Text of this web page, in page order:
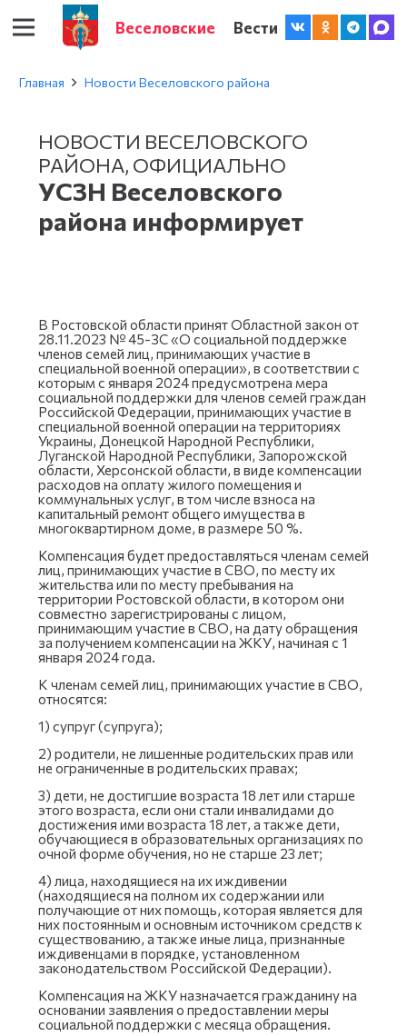
Веселовские Вести
Главная Новости Веселовского района
НОВОСТИ ВЕСЕЛОВСКОГО
РАЙОНА, ОФИЦИАЛЬНО
УСЗН Веселовского
района информирует
В Ростовской области принят Областной закон от
28.11.2023 № 45-ЗС «О социальной поддержке
членов семей лиц, принимающих участие в
специальной военной операции», в соответствии с
которым с января 2024 предусмотрена мера
социальной поддержки для членов семей граждан
Российской Федерации, принимающих участие в
специальной военной операции на территориях
Украины, Донецкой Народной Республики,
Луганской Народной Республики, Запорожской
области, Херсонской области, в виде компенсации
расходов на оплату жилого помещения и
коммунальных услуг, в том числе взноса на
капитальный ремонт общего имущества в
многоквартирном доме, в размере 50 %.
Компенсация будет предоставляться членам семей
лиц, принимающих участие в СВО, по месту их
жительства или по месту пребывания на
территории Ростовской области, в котором они
совместно зарегистрированы с лицом,
принимающим участие в СВО, на дату обращения
за получением компенсации на ЖКУ, начиная с 1
января 2024 года.
К членам семей лиц, принимающих участие в СВО,
относятся:
1) супруг (супруга);
2) родители, не лишенные родительских прав или
не ограниченные в родительских правах;
3) дети, не достигшие возраста 18 лет или старше
этого возраста, если они стали инвалидами до
достижения ими возраста 18 лет, а также дети,
обучающиеся в образовательных организациях по
очной форме обучения, но не старше 23 лет;
4) лица, находящиеся на их иждивении
(находящиеся на полном их содержании или
получающие от них помощь, которая является для
них постоянным и основным источником средств к
существованию, а также иные лица, признанные
иждивенцами в порядке, установленном
законодательством Российской Федерации).
Компенсация на ЖКУ назначается гражданину на
основании заявления о предоставлении меры
социальной поддержки с месяца обращения.